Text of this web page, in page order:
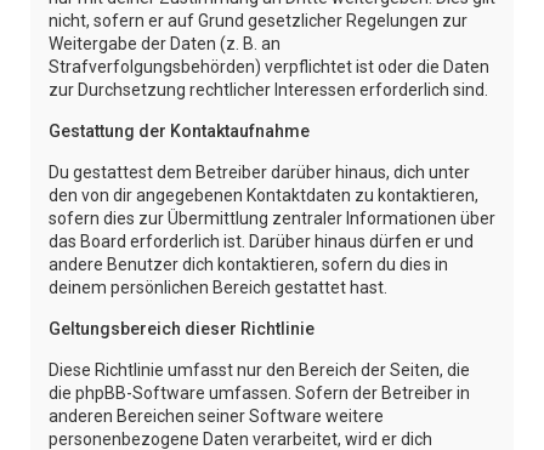
nicht, sofern er auf Grund gesetzlicher Regelungen zur
Weitergabe der Daten (z. B. an
Strafverfolgungsbehörden) verpflichtet ist oder die Daten
zur Durchsetzung rechtlicher Interessen erforderlich sind.
Gestattung der Kontaktaufnahme
Du gestattest dem Betreiber darüber hinaus, dich unter
den von dir angegebenen Kontaktdaten zu kontaktieren,
sofern dies zur Übermittlung zentraler Informationen über
das Board erforderlich ist. Darüber hinaus dürfen er und
andere Benutzer dich kontaktieren, sofern du dies in
deinem persönlichen Bereich gestattet hast.
Geltungsbereich dieser Richtlinie
Diese Richtlinie umfasst nur den Bereich der Seiten, die
die phpBB-Software umfassen. Sofern der Betreiber in
anderen Bereichen seiner Software weitere
personenbezogene Daten verarbeitet, wird er dich